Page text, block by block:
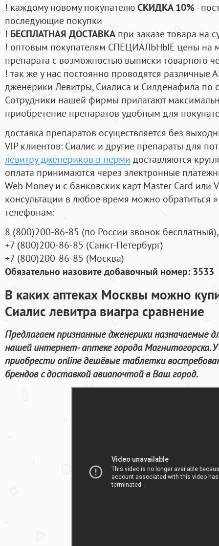
! каждому новому покупателюСКИДКА 10%-
последующие покупки
! БЕСПЛАТНАЯ ДОСТАВКА при заказе товара на
! оптовым покупателям СПЕЦИАЛЬНЫЕ цены на
препарата с возможностью выписки товарного
! так же у нас постоянно проводятся
дженерики Левитры, Сиалиса и Силденафила по
Cотрудники нашей фирмы прилагают
приобретение препаратов удобным для
доставка препаратов осуществляется без
VIP клиентов: Сиалис и другие препараты для
левитру дженериков в перми доставляются
оплата принимаются через электронные
Web Money и с банковских карт Master Card или
консультации в любое время можно обратиться
телефонам:
8 (800)200-86-85 (по России звонок бесплатный),
+7 (800)200-86-85 (Санкт-Петербург)
+7 (800)200-86-85 (Москва)
Обязательно назовите добавочный номер: 3533
В каких аптеках Москвы можно
Сиалис левитра виагра сравнение
Предлагаем признанные дженерики назначаемые
нашей интернет- аптеке города Магнитогорска.
приобрести online дешёвые таблетки
брендов с доставкой авиапочтой в Ваш город.